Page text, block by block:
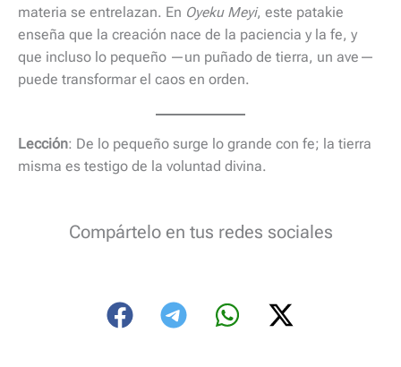
materia se entrelazan. En Oyeku Meyi, este patakie
enseña que la creación nace de la paciencia y la fe, y
que incluso lo pequeño —un puñado de tierra, un ave—
puede transformar el caos en orden.
Lección: De lo pequeño surge lo grande con fe; la tierra
misma es testigo de la voluntad divina.
Compártelo en tus redes sociales